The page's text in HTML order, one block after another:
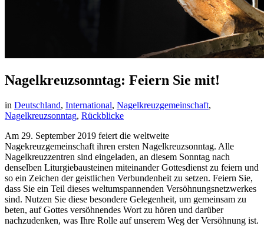
Nagelkreuzsonntag: Feiern Sie mit!
in Deutschland, International, Nagelkreuzgemeinschaft,
Nagelkreuzsonntag, Rückblicke
Am 29. September 2019 feiert die weltweite
Nagekreuzgemeinschaft ihren ersten Nagelkreuzsonntag. Alle
Nagelkreuzzentren sind eingeladen, an diesem Sonntag nach
denselben Liturgiebausteinen miteinander Gottesdienst zu feiern und
so ein Zeichen der geistlichen Verbundenheit zu setzen. Feiern Sie,
dass Sie ein Teil dieses weltumspannenden Versöhnungsnetzwerkes
sind. Nutzen Sie diese besondere Gelegenheit, um gemeinsam zu
beten, auf Gottes versöhnendes Wort zu hören und darüber
nachzudenken, was Ihre Rolle auf unserem Weg der Versöhnung ist.